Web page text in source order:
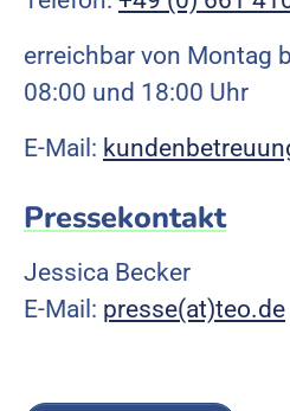
erreichbar von Montag
08:00 und 18:00 Uhr
E-Mail:
Pressekontakt
Jessica Becker
E-Mail: presse(at)teo.de